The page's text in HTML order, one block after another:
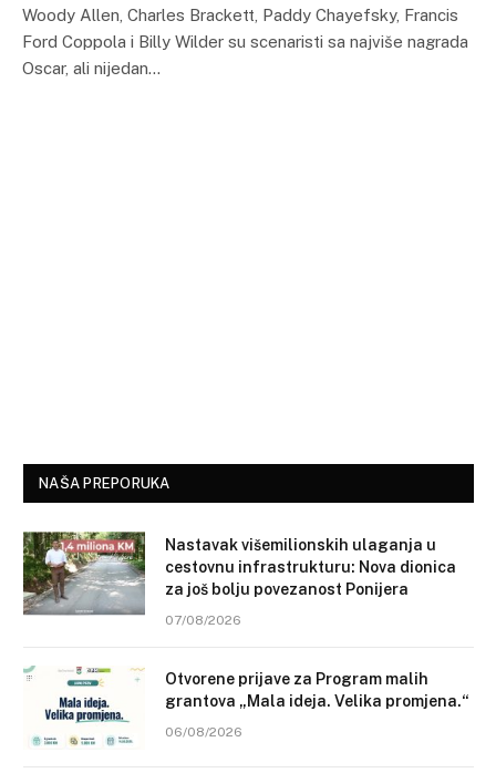
Woody Allen, Charles Brackett, Paddy Chayefsky, Francis
Ford Coppola i Billy Wilder su scenaristi sa najviše nagrada
Oscar, ali nijedan…
NAŠA PREPORUKA
Nastavak višemilionskih ulaganja u
cestovnu infrastrukturu: Nova dionica
za još bolju povezanost Ponijera
07/08/2026
Otvorene prijave za Program malih
grantova „Mala ideja. Velika promjena.“
06/08/2026